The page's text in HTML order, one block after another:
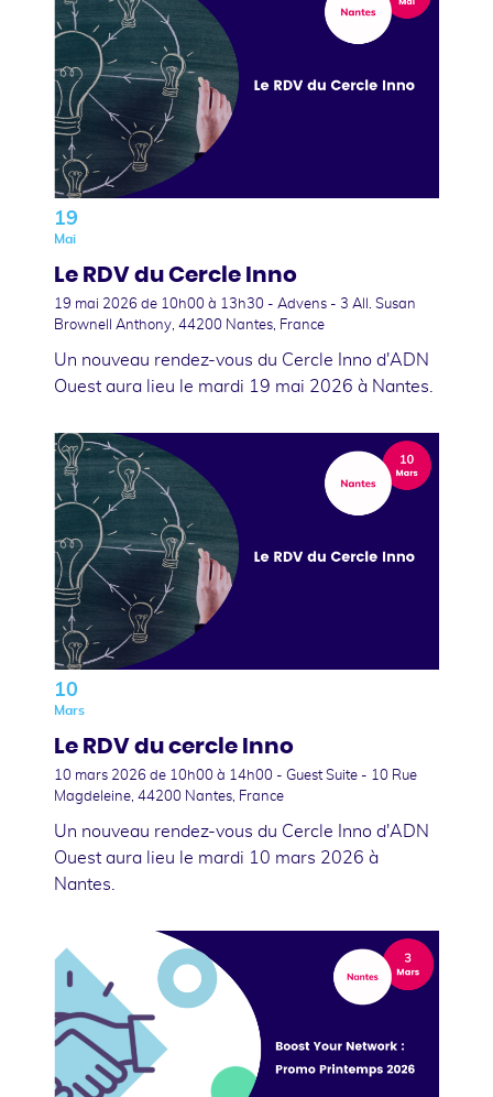
19
Mai
Le RDV du Cercle Inno
19 mai 2026 de 10h00 à 13h30 - Advens - 3 All. Susan
Brownell Anthony, 44200 Nantes, France
Un nouveau rendez-vous du Cercle Inno d'ADN
Ouest aura lieu le mardi 19 mai 2026 à Nantes.
10
Mars
Le RDV du cercle Inno
10 mars 2026 de 10h00 à 14h00 - Guest Suite - 10 Rue
Magdeleine, 44200 Nantes, France
Un nouveau rendez-vous du Cercle Inno d'ADN
Ouest aura lieu le mardi 10 mars 2026 à
Nantes.